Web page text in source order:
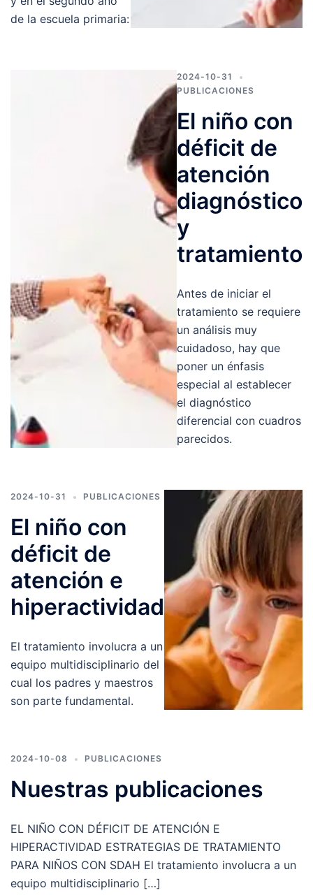
de la escuela primaria:
2024-10-31
PUBLICACIONES
El niño con
déficit de
atención
diagnóstico
y
tratamiento​
Antes de iniciar el
tratamiento se requiere
un análisis muy
cuidadoso, hay que
poner un énfasis
especial al establecer
el diagnóstico
diferencial con cuadros
parecidos.
2024-10-31 PUBLICACIONES
El niño con
déficit de
atención e
hiperactividad
El tratamiento involucra a un
equipo multidisciplinario del
cual los padres y maestros
son parte fundamental.
2024-10-08 PUBLICACIONES
Nuestras publicaciones
EL NIÑO CON DÉFICIT DE ATENCIÓN E
HIPERACTIVIDAD ESTRATEGIAS DE TRATAMIENTO
PARA NIÑOS CON SDAH El tratamiento involucra a un
equipo multidisciplinario […]